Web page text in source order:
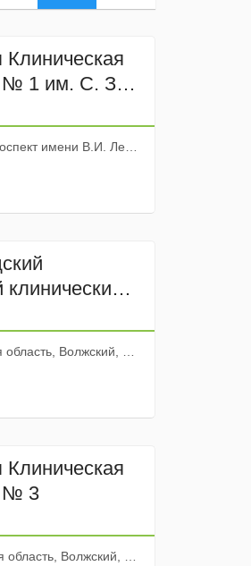
Клиническая
№ 1 им. С. З.
имени В.И. Ленина, 137
клинический
Волжский
улица Горького, 8
Клиническая
№ 3
улица Свердлова, 36